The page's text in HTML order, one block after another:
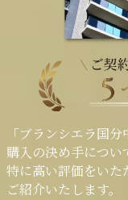
「ブランシエラ国分
購入の決め手につい
特に高い評価をいた
ご紹介いたします。